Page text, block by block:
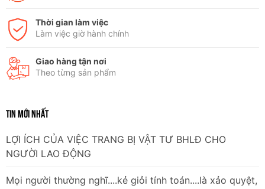
Thời gian làm việc
Làm việc giờ hành chính
Giao hàng tận nơi
Theo từng sản phẩm
TIN MỚI NHẤT
LỢI ÍCH CỦA VIỆC TRANG BỊ VẬT TƯ BHLĐ CHO
NGƯỜI LAO ĐỘNG
Mọi người thường nghĩ....kẻ giỏi tính toán....là xảo quyệt,